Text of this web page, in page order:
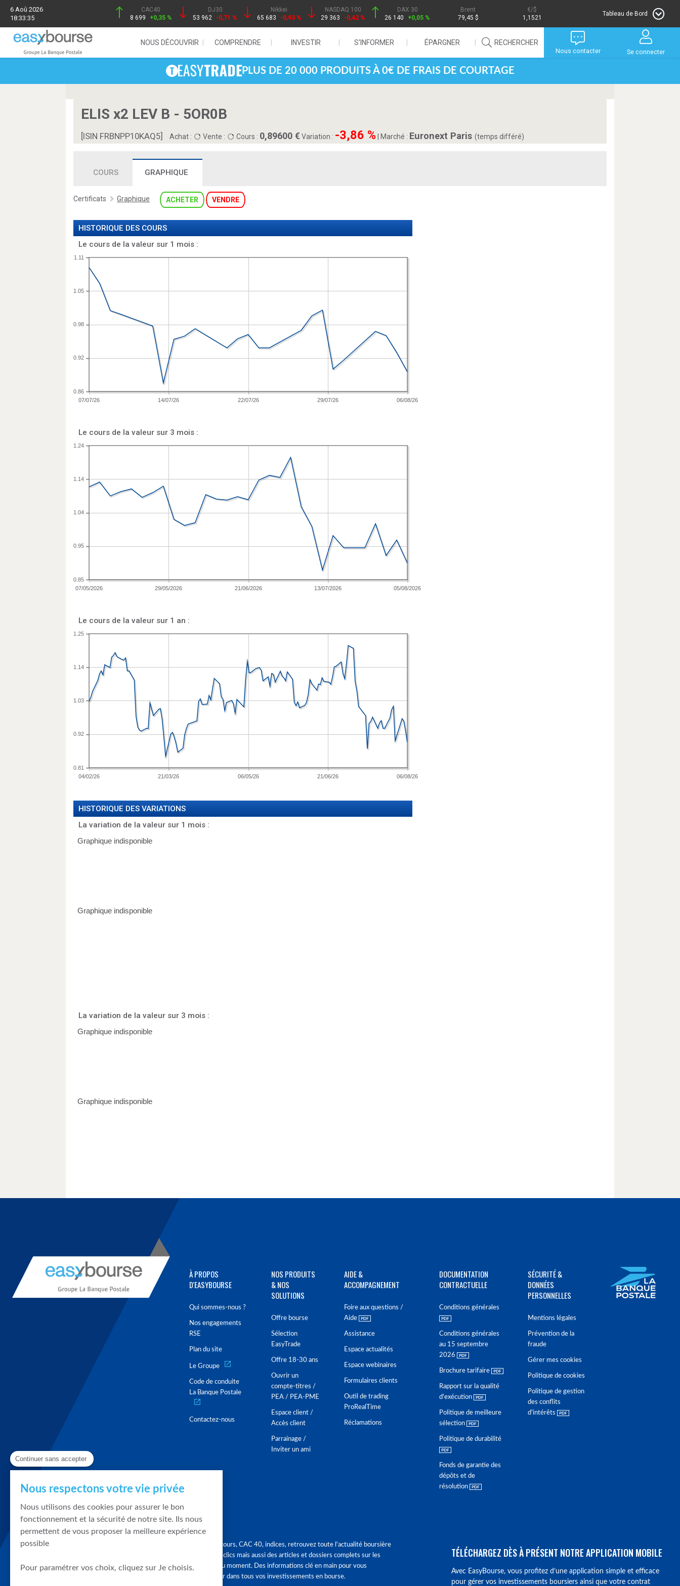
6 Aoû 2026
18:33:35
CAC40
8 699
+0,35 %
DJ30
53 962
-0,71 %
Nikkei
65 683
-0,93 %
NASDAQ 100
29 363
-0,42 %
DAX 30
26 140
+0,05 %
Brent
79,45 $
/$
1,1521
Tableau de Bord
NOUS DÉCOUVRIR COMPRENDRE INVESTIR S'INFORMER ÉPARGNER RECHERCHER
Nous contacter Se connecter
PLUS DE 20 000 PRODUITS À 0€ DE FRAIS DE COURTAGE
ELIS x2 LEV B - 5OR0B
[ISIN FRBNPP10KAQ5] Achat : Vente : Cours : 0,89600Variation : -3,86 % Marché : Euronext Paris (temps différé)
COURS GRAPHIQUE
Certificats Graphique ACHETER VENDRE
HISTORIQUE DES COURS
Le cours de la valeur sur 1 mois :
07/07/26 14/07/26 22/07/26 29/07/26 06/08/26
0.86
0.92
0.98
1.05
1.11
Le cours de la valeur sur 3 mois :
07/05/2026 29/05/2026 21/06/2026 13/07/2026 05/08/2026
0.85
0.95
1.04
1.14
1.24
Le cours de la valeur sur 1 an :
04/02/26 21/03/26 06/05/26 21/06/26 06/08/26
0.81
0.92
1.03
1.14
1.25
HISTORIQUE DES VARIATIONS
La variation de la valeur sur 1 mois :
La variation de la valeur sur 3 mois :
À PROPOS
D'EASYBOURSE
Qui sommes-nous ?
Nos engagements
RSE
Plan du site
Le Groupe
Code de conduite
La Banque Postale
Contactez-nous
NOS PRODUITS
& NOS
SOLUTIONS
Offre bourse
Sélection
EasyTrade
Offre 18-30 ans
Ouvrir un
compte-titres /
PEA / PEA-PME
Espace client /
Accès client
Parrainage /
Inviter un ami
AIDE &
ACCOMPAGNEMENT
Foire aux questions /
Aide
Assistance
Espace actualités
Espace webinaires
Formulaires clients
Outil de trading
ProRealTime
Réclamations
DOCUMENTATION
CONTRACTUELLE
Conditions générales
Conditions générales
au 15 septembre
2026
Brochure tarifaire
Rapport sur la qualité
d'exécution
Politique de meilleure
sélection
Politique de durabilité
Fonds de garantie des
dépôts et de
résolution
SÉCURITÉ &
DONNÉES
PERSONNELLES
Mentions légales
Prévention de la
fraude
Gérer mes cookies
Politique de cookies
Politique de gestion
des conflits
d'intérêts
Graphique, cours, CAC 40, indices, retrouvez toute l'actualité boursière
en quelques clics mais aussi des articles et dossiers complets sur les
tendances du moment. Des informations clé en main pour vous
accompagner dans tous vos investissements en bourse.
TÉLÉCHARGEZ DÈS À PRÉSENT NOTRE APPLICATION MOBILE
Avec EasyBourse, vous profitez d’une application simple et efficace
pour gérer vos investissements boursiers ainsi que votre contrat
Continuer sans accepter
Nous respectons votre vie privée
Nous utilisons des cookies pour assurer le bon
fonctionnement et la sécurité de notre site. Ils nous
permettent de vous proposer la meilleure expérience
possible
Pour paramétrer vos choix, cliquez sur Je choisis.